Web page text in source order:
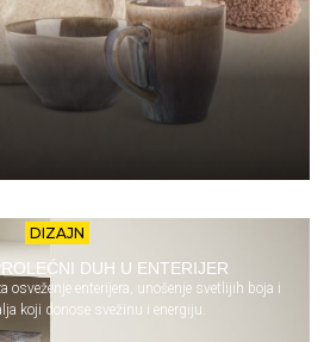
DIZAJN
DUH U ENTERIJER
osveženje enterijera, unošenje svetlijih boja i
koji donose svežinu i energiju.